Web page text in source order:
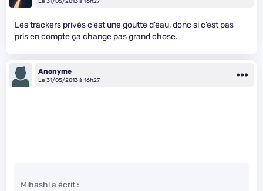
Les trackers privés c’est une goutte d’eau, donc si c’est pas
pris en compte ça change pas grand chose.
Anonyme
Le 31/05/2013 à 16h27
Mihashi a écrit :